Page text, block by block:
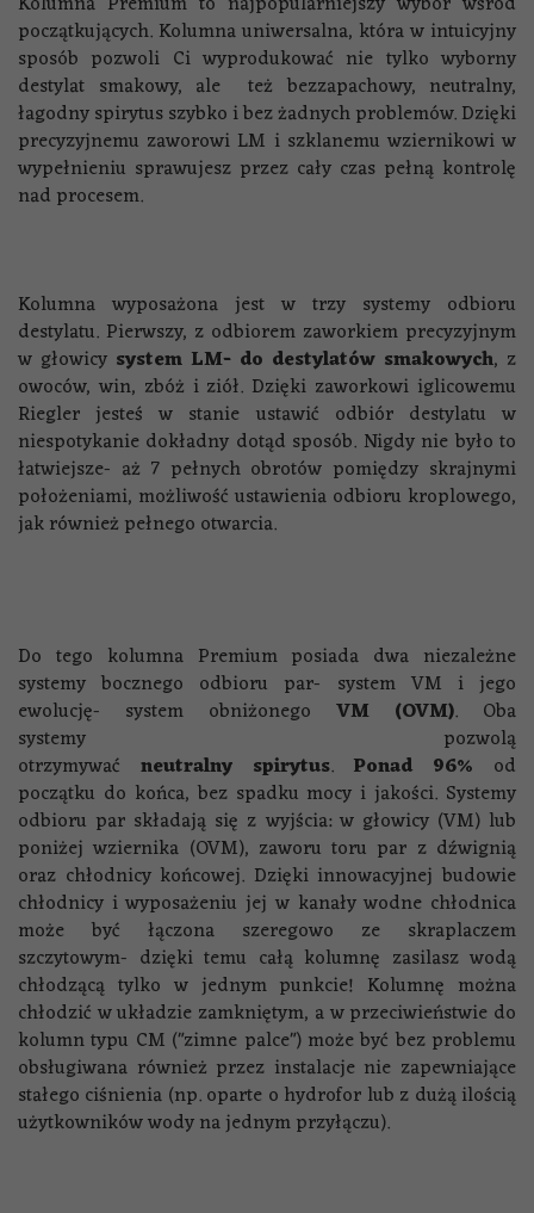
początkujących. Kolumna uniwersalna, która w intuicyjny
sposób pozwoli Ci wyprodukować nie tylko wyborny
destylat smakowy, ale też bezzapachowy, neutralny,
łagodny spirytus szybko i bez żadnych problemów. Dzięki
precyzyjnemu zaworowi LM i szklanemu wziernikowi w
wypełnieniu sprawujesz przez cały czas pełną kontrolę
nad procesem.
Kolumna wyposażona jest w trzy systemy odbioru
destylatu. Pierwszy, z odbiorem zaworkiem precyzyjnym
w głowicy system LM- do destylatów smakowych, z
owoców, win, zbóż i ziół. Dzięki zaworkowi iglicowemu
Riegler jesteś w stanie ustawić odbiór destylatu w
niespotykanie dokładny dotąd sposób. Nigdy nie było to
łatwiejsze- aż 7 pełnych obrotów pomiędzy skrajnymi
położeniami, możliwość ustawienia odbioru kroplowego,
jak również pełnego otwarcia.
Do tego kolumna Premium posiada dwa niezależne
systemy bocznego odbioru par- system VM i jego
ewolucję- system obniżonego VM (OVM). Oba
systemy pozwolą
otrzymywać neutralny spirytus. Ponad 96% od
początku do końca, bez spadku mocy i jakości. Systemy
odbioru par składają się z wyjścia: w głowicy (VM) lub
poniżej wziernika (OVM), zaworu toru par z dźwignią
oraz chłodnicy końcowej. Dzięki innowacyjnej budowie
chłodnicy i wyposażeniu jej w kanały wodne chłodnica
może być łączona szeregowo ze skraplaczem
szczytowym- dzięki temu całą kolumnę zasilasz wodą
chłodzącą tylko w jednym punkcie! Kolumnę można
chłodzić w układzie zamkniętym, a w przeciwieństwie do
kolumn typu CM ("zimne palce") może być bez problemu
obsługiwana również przez instalacje nie zapewniające
stałego ciśnienia (np. oparte o hydrofor lub z dużą ilością
użytkowników wody na jednym przyłączu).